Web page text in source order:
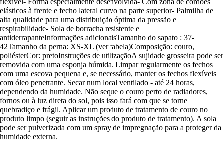
elásticos à frente e fecho lateral curvo na parte superior- Palmilha de
alta qualidade para uma distribuição óptima da pressão e
respirabilidade- Sola de borracha resistente e
antiderrapanteInformações adicionaisTamanho do sapato : 37-
42Tamanho da perna: XS-XL (ver tabela)Composição: couro,
poliésterCor: pretoInstruções de utilizaçãoA sujidade grosseira pode ser
removida com uma esponja húmida. Limpar regularmente os fechos
com uma escova pequena e, se necessário, manter os fechos flexíveis
com óleo penetrante. Secar num local ventilado - até 24 horas,
dependendo da humidade. Não seque o couro perto de radiadores,
fornos ou à luz direta do sol, pois isso fará com que se torne
quebradiço e frágil. Aplicar um produto de tratamento de couro no
produto limpo (seguir as instruções do produto de tratamento). A sola
pode ser pulverizada com um spray de impregnação para a proteger da
humidade externa.